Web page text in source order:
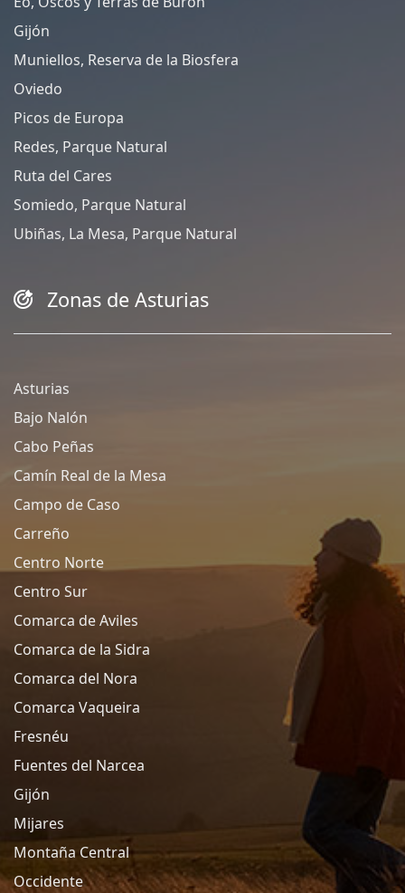
Gijón
Muniellos, Reserva de la Biosfera
Oviedo
Picos de Europa
Redes, Parque Natural
Ruta del Cares
Somiedo, Parque Natural
Ubiñas, La Mesa, Parque Natural
Zonas de Asturias
Asturias
Bajo Nalón
Cabo Peñas
Camín Real de la Mesa
Campo de Caso
Carreño
Centro Norte
Centro Sur
Comarca de Aviles
Comarca de la Sidra
Comarca del Nora
Comarca Vaqueira
Fresnéu
Fuentes del Narcea
Gijón
Mijares
Montaña Central
Occidente